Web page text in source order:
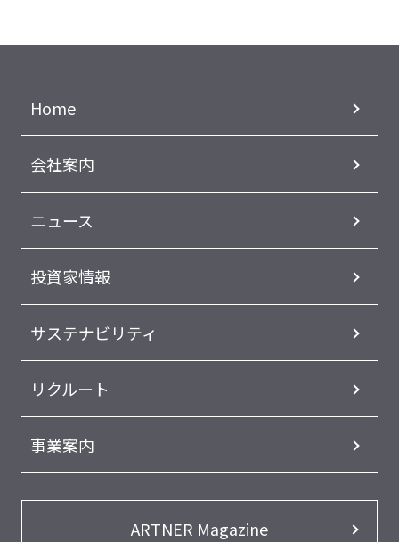
Home
会社案内
ニュース
投資家情報
サステナビリティ
リクルート
事業案内
ARTNER Magazine